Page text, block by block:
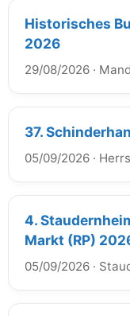
Historisches
2026
29/08/2026 ·
37.
05/09/2026 ·
4.
Markt (RP)
05/09/2026 ·